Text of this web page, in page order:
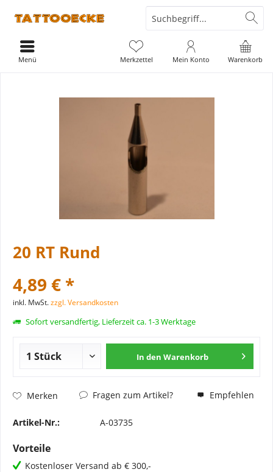
Warenkorb
Merkzettel Mein Konto
Menü
20 RT Rund
4,89 € *
inkl. MwSt.zzgl. Versandkosten
Sofort versandfertig, Lieferzeit ca. 1-3 Werktage
In den Warenkorb
Merken Fragen zum Artikel? Empfehlen
Artikel-Nr.: A-03735
Vorteile
Kostenloser Versand ab € 300,-